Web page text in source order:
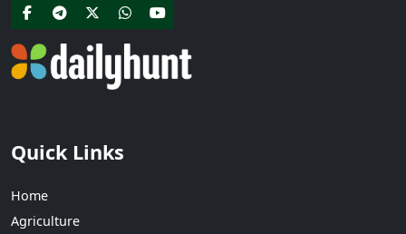
Quick Links
Home
Agriculture